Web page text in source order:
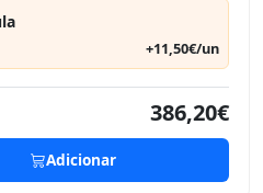
+11,50€/un
386,20€
Adicionar